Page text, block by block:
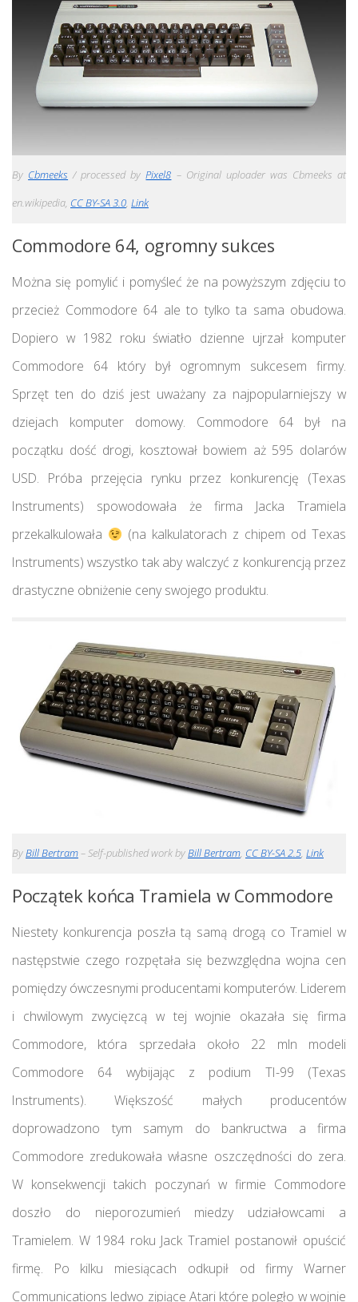
By Cbmeeks / processed byPixel8 – Original uploader was Cbmeeks at
en.wikipedia, CC BY-SA 3.0, Link
Commodore 64, ogromny sukces
Można się pomylić i pomyśleć że na powyższym zdjęciu to
przecież Commodore 64 ale to tylko ta sama obudowa.
Dopiero w 1982 roku światło dzienne ujrzał komputer
Commodore 64 który był ogromnym sukcesem firmy.
Sprzęt ten do dziś jest uważany za najpopularniejszy w
dziejach komputer domowy. Commodore 64 był na
początku dość drogi, kosztował bowiem aż 595 dolarów
USD. Próba przejęcia rynku przez konkurencję (Texas
Instruments) spowodowała że firma Jacka Tramiela
przekalkulowała
(na kalkulatorach z chipem od Texas
Instruments) wszystko tak aby walczyć z konkurencją przez
drastyczne obniżenie ceny swojego produktu.
ByBill Bertram– Self-published work byBill Bertram, CC BY-SA 2.5, Link
Początek końca Tramiela w Commodore
Niestety konkurencja poszła tą samą drogą co Tramiel w
następstwie czego rozpętała się bezwzględna wojna cen
pomiędzy ówczesnymi producentami komputerów. Liderem
i chwilowym zwycięzcą w tej wojnie okazała się firma
Commodore, która sprzedała około 22 mln modeli
Commodore 64 wybijając z podium TI-99 (Texas
Instruments). Większość małych producentów
doprowadzono tym samym do bankructwa a firma
Commodore zredukowała własne oszczędności do zera.
W konsekwencji takich poczynań w firmie Commodore
doszło do nieporozumień miedzy udziałowcami a
Tramielem. W 1984 roku Jack Tramiel postanowił opuścić
firmę. Po kilku miesiącach odkupił od firmy Warner
Communications ledwo zipiące Atari które poległo w wojnie